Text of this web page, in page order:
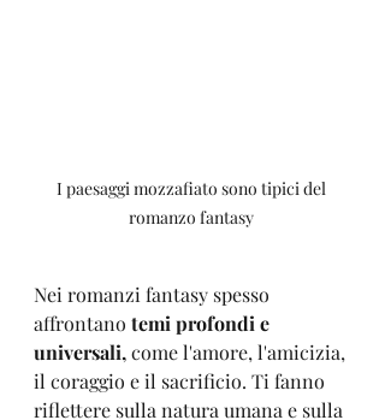
I paesaggi mozzafiato sono tipici del
romanzo fantasy
Nei romanzi fantasy spesso
affrontano temi profondi e
universali, come l'amore, l'amicizia,
il coraggio e il sacrificio. Ti fanno
riflettere sulla natura umana e sulla